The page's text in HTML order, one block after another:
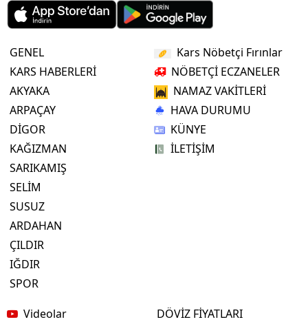
GENEL
KARS HABERLERİ
AKYAKA
ARPAÇAY
DİGOR
KAĞIZMAN
SARIKAMIŞ
SELİM
SUSUZ
ARDAHAN
ÇILDIR
IĞDIR
SPOR
Kars Nöbetçi Fırınlar
NÖBETÇİ ECZANELER
NAMAZ VAKİTLERİ
HAVA DURUMU
KÜNYE
İLETİŞİM
Videolar DÖVİZ FİYATLARI